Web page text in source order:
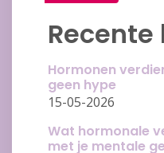
Hormonen
geen hype
15-05-2026
Wat hormonale
met je mentale